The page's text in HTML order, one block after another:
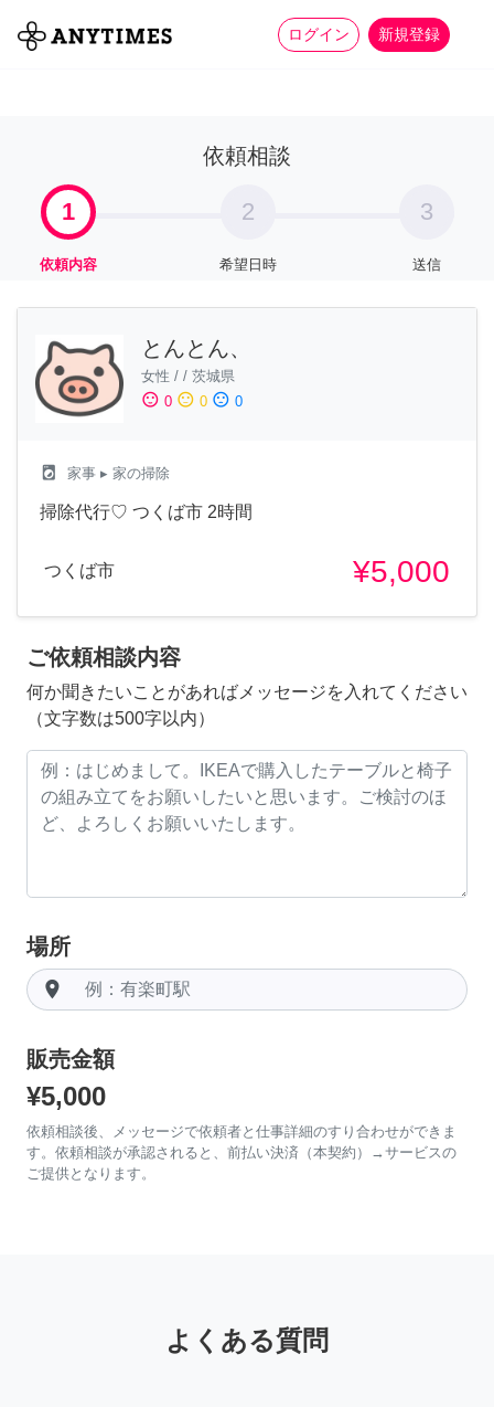
ログイン 新規登録
全て 家事 more_horiz
依頼相談
1
依頼内容
2
希望日時
3
送信
とんとん、
女性 / / 茨城県
sentiment_satisfied 0 sentiment_neutral 0 sentiment_dissatisfied 0
local_laundry_service 家事 ▸ 家の掃除
掃除代行♡ つくば市 2時間
つくば市 ¥5,000
ご依頼相談内容
何か聞きたいことがあればメッセージを入れてください
（文字数は500字以内）
場所
room
販売金額
¥5,000
依頼相談後、メッセージで依頼者と仕事詳細のすり合わせができま
す。依頼相談が承認されると、前払い決済（本契約）→サービスの
ご提供となります。
よくある質問